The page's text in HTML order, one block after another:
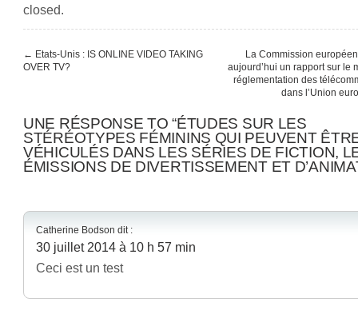
closed.
← Etats-Unis : IS ONLINE VIDEO TAKING
OVER TV?
La Commission
aujourd’hui un rapport sur le
réglementation des
dans l’Union
UNE RÉSPONSE TO “ÉTUDES SUR LES
STÉRÉOTYPES FÉMININS QUI PEUVENT
VÉHICULÉS DANS LES SÉRIES DE FICTION,
ÉMISSIONS DE DIVERTISSEMENT ET
Catherine Bodson dit :
30 juillet 2014 à 10 h 57 min
Ceci est un test